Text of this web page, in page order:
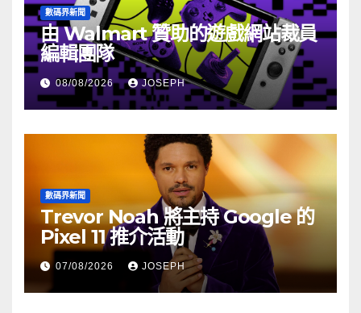
數碼界新聞
由 Walmart 贊助的遊戲網站裁員
編輯團隊
08/08/2026 JOSEPH
數碼界新聞
Trevor Noah 將主持 Google 的
Pixel 11 推介活動
07/08/2026 JOSEPH